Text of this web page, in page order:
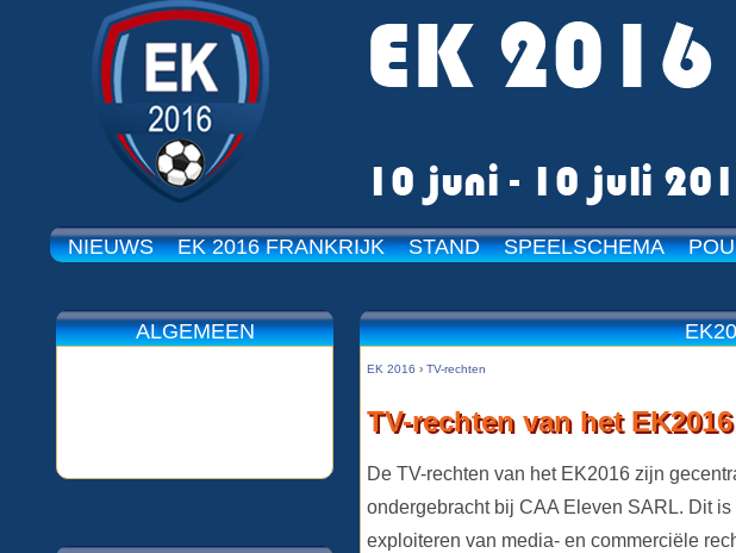
EK 2016 › TV-rechten
TV-rechten van het EK2016
De TV-rechten van het EK2016 zijn
ondergebracht bij CAA Eleven SARL. Dit
exploiteren van media- en commerciële
ALGEMEEN
NIEUWS EK 2016 FRANKRIJK STAND SPEELSCHEMA